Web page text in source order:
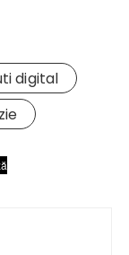
digital